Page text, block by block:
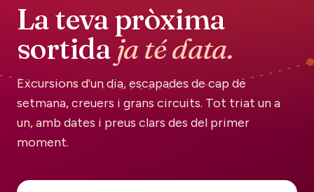
La teva pròxima
sortidaja té data.
Excursions d'un dia, escapades de cap de
setmana, creuers i grans circuits. Tot triat un a
un, amb dates i preus clars des del primer
moment.